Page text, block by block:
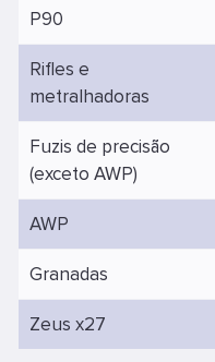
P90
Rifles e
metralhadoras
Fuzis de precisão
(exceto AWP)
AWP
Granadas
Zeus x27